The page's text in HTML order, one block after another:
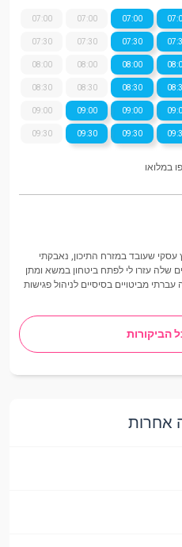
07:00
07:30
08:00
08:30
09:00
09:30
07:00
07:30
08:00
08:30
09:00
09:30
07:00
07:30
08:00
08:30
09:00
09:30
במלואו
שעובד במזרח התיכון, נאבקתי
שלה עזרו לי לפתח ביטחון במשא ומתן
מביטויים בסיסיים לניהול פגישות
הביקורות
אחרות